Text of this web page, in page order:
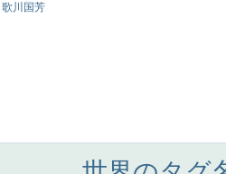
歌川国芳